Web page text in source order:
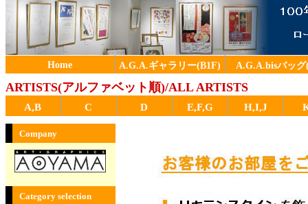
Home A.G.A.ギャラリー(B1F) A.G.A.bisバッグ
ARTISTS(アルファベット順)/ALL ARTISTS
A,B C D E,F,G H,I,J
Company
Category selection